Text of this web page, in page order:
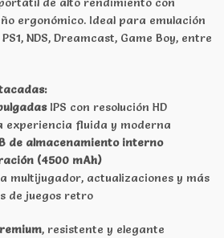
ergonómico. Ideal para emulación
NDS, Dreamcast, Game Boy, entre
IPS con resolución HD
experiencia fluida y moderna
de almacenamiento interno
(4500 mAh)
multijugador, actualizaciones y más
de juegos retro
, resistente y elegante